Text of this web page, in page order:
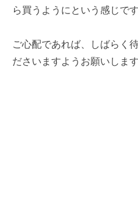
ら買うようにという感じです
ご心配であれば、しばらく
ださいますようお願いします